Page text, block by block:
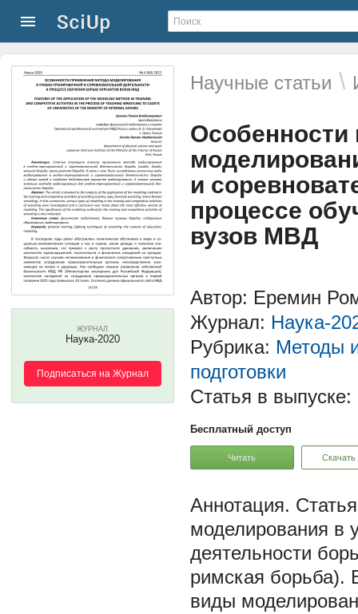
Научные статьи \
Особенности
и
процессе
вузов МВД
ЖУРНАЛ
Наука-2020
Подписаться на Журнал
Автор: Еремин
Журнал: Наука-
Рубрика: Методы
подготовки
Статья в выпуске:
Бесплатный доступ
Читать Скачать
моделирования в
деятельности
римская борьба).
виды